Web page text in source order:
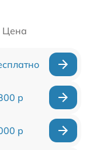
Цена
р
р